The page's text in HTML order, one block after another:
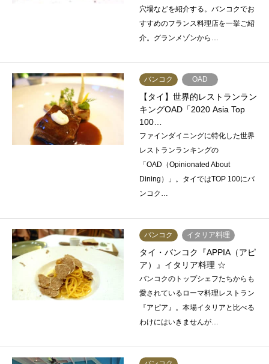
穴場などを紹介する。バンコクでお
すすめのフランス料理店を一挙ご紹
介。グランメゾンから…
バンコク OAD
【タイ】世界的レストランラン
キングOAD「2020 Asia Top
100…
ファインダイニングに特化した世界
レストランランキングの
「OAD（Opinionated About
Dining）」。タイではTOP 100にバ
ンコク…
バンコク イタリア料理
タイ・バンコク『APPIA（アピ
ア）』イタリア料理 ☆
バンコクのトップシェフたちからも
愛されているローマ料理レストラン
『アピア』。本場イタリアと比べる
わけにはいきませんが…